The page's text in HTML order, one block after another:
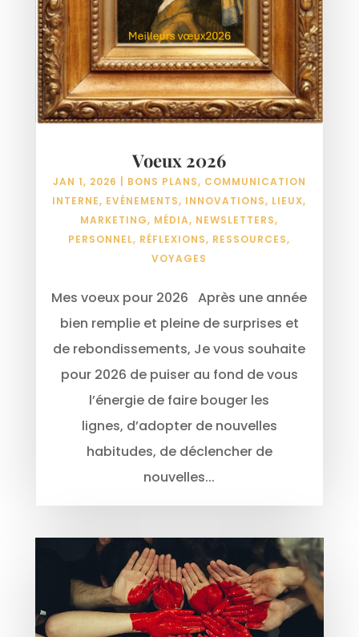
Voeux 2026
JAN 1, 2026 BONS PLANS, COMMUNICATION
INTERNE, EVÉNEMENTS, INNOVATIONS, LIEUX,
MARKETING, MÉDIA, NEWSLETTERS,
PERSONNEL, RÉFLEXIONS, RESSOURCES,
VOYAGES
Mes voeux pour 2026 Après une année
bien remplie et pleine de surprises et
de rebondissements, Je vous souhaite
pour 2026 de puiser au fond de vous
l’énergie de faire bouger les
lignes, d’adopter de nouvelles
habitudes, de déclencher de
nouvelles...